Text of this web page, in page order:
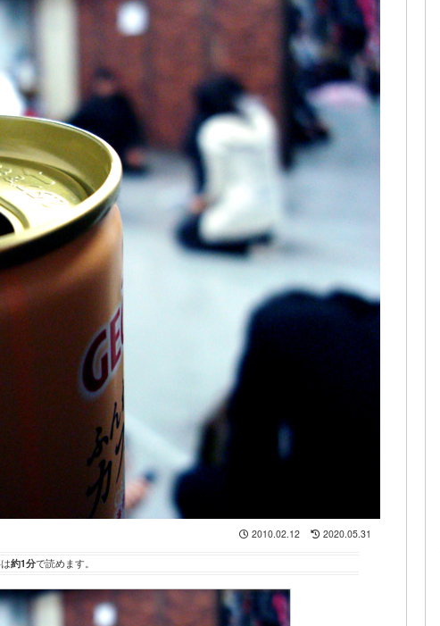
2010.02.12 2020.05.31
約1分で読めます。